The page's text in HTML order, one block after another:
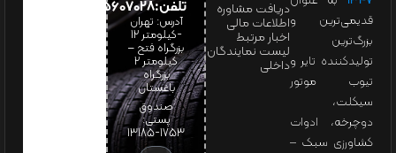
قدیمی‌ترین و
بزرگ‌ترین
تولیدکننده تایر و
تیوب موتور
سیکلت،
دوچرخه، ادوات
کشاورزی سبک –
دریافت مشاوره
اطلاعات مالی
اخبار مرتبط
لیست نمایندگان
داخلی
تلفن:65607028(021)
آدرس: تهران
-کیلومتر 12
بزرگراه فتح –
کیلومتر ۲
بزرگراه
باغستان
صندوق
پستی:
1753-13185